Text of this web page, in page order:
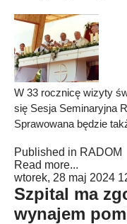
W 33 rocznicę wizyty
się Sesja Seminaryjna
Sprawowana będzie
Published in RADOM
Read more...
wtorek, 28 maj 2024
Szpital ma
wynajem